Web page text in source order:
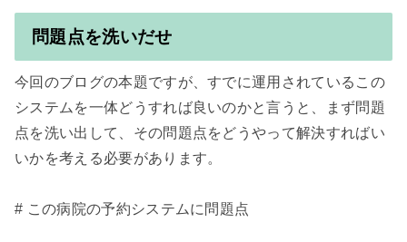
問題点を洗いだせ
今回のブログの本題ですが、すでに運用されているこの
システムを一体どうすれば良いのかと言うと、まず問題
点を洗い出して、その問題点をどうやって解決すればい
いかを考える必要があります。
# この病院の予約システムに問題点